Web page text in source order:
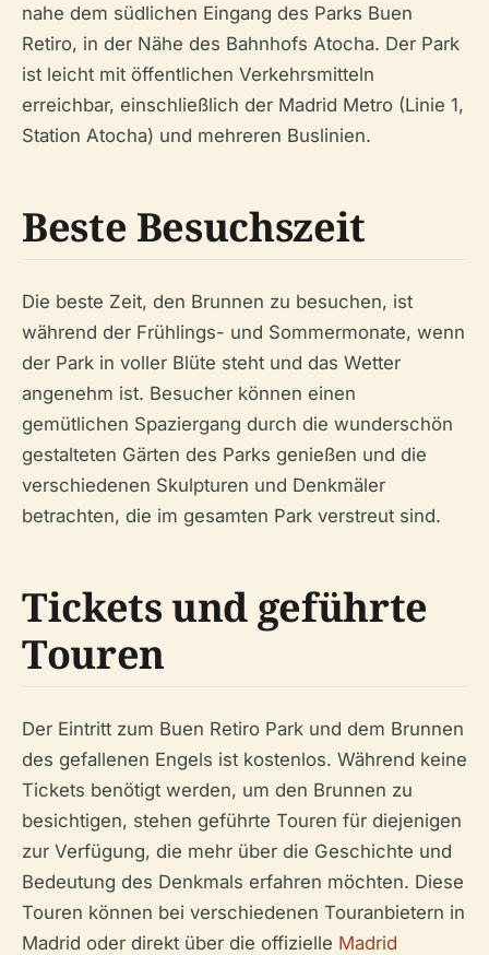
nahe dem südlichen Eingang des Parks Buen
Retiro, in der Nähe des Bahnhofs Atocha. Der Park
ist leicht mit öffentlichen Verkehrsmitteln
erreichbar, einschließlich der Madrid Metro (Linie 1,
Station Atocha) und mehreren Buslinien.
Beste Besuchszeit
Die beste Zeit, den Brunnen zu besuchen, ist
während der Frühlings- und Sommermonate, wenn
der Park in voller Blüte steht und das Wetter
angenehm ist. Besucher können einen
gemütlichen Spaziergang durch die wunderschön
gestalteten Gärten des Parks genießen und die
verschiedenen Skulpturen und Denkmäler
betrachten, die im gesamten Park verstreut sind.
Tickets und geführte
Touren
Der Eintritt zum Buen Retiro Park und dem Brunnen
des gefallenen Engels ist kostenlos. Während keine
Tickets benötigt werden, um den Brunnen zu
besichtigen, stehen geführte Touren für diejenigen
zur Verfügung, die mehr über die Geschichte und
Bedeutung des Denkmals erfahren möchten. Diese
Touren können bei verschiedenen Touranbietern in
Madrid oder direkt über die offizielle Madrid